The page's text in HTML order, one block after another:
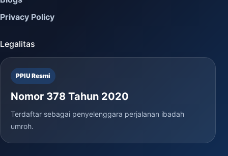
Privacy Policy
Legalitas
PPIU Resmi
Nomor 378 Tahun 2020
Terdaftar sebagai penyelenggara perjalanan ibadah
umroh.